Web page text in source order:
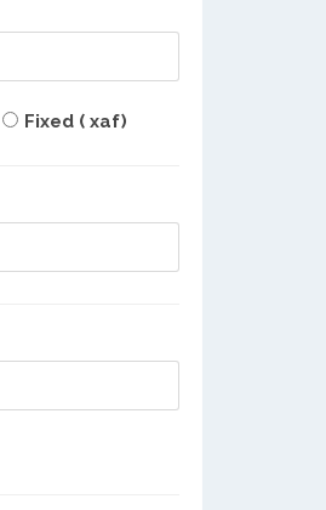
Fixed ( xaf)